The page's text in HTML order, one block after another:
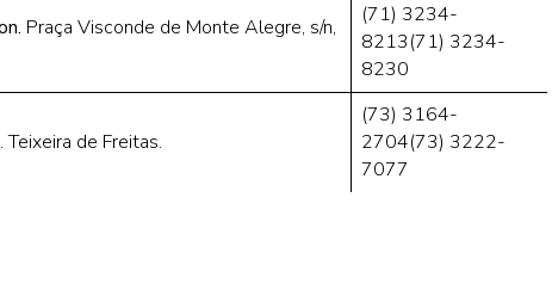
Praça Visconde de Monte Alegre, s/n,
(71) 3234-
8213(71) 3234-
8230
de Freitas.
(73) 3164-
2704(73) 3222-
7077